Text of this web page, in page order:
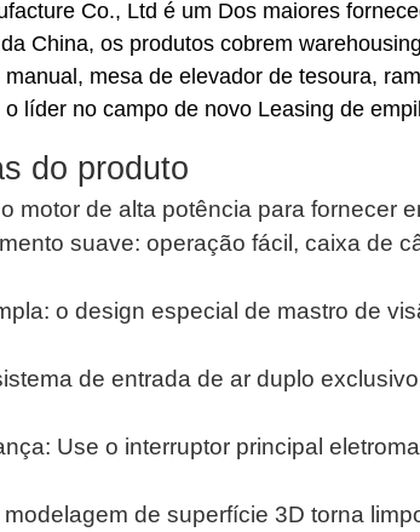
Co., Ltd é um Dos maiores
China, os produtos cobrem
mesa de elevador de tesoura,
o líder no campo de novo Leasing de
do produto
motor de alta potência para fornecer
suave: operação fácil, caixa de
o design especial de mastro de
de entrada de ar duplo
Use o interruptor principal
de superfície 3D torna